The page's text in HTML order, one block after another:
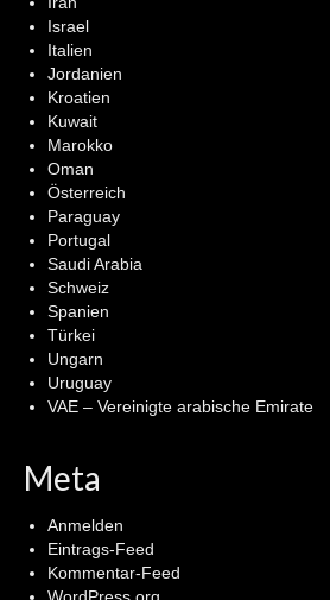
Israel
Italien
Jordanien
Kroatien
Kuwait
Marokko
Oman
Österreich
Paraguay
Portugal
Saudi Arabia
Schweiz
Spanien
Türkei
Ungarn
Uruguay
VAE – Vereinigte arabische Emirate
Meta
Anmelden
Eintrags-Feed
Kommentar-Feed